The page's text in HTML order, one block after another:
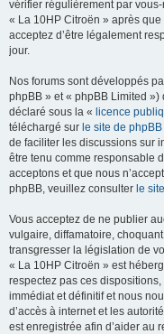
vérifier régulièrement par
« La 10HP Citroën » après
acceptez d’être légalement
jour.
Nos forums sont développés
phpBB » et « phpBB Limited
déclaré sous la « licence
téléchargé sur le site de phpBB
de faciliter les discussions sur
être tenu comme responsable
acceptons et que nous
phpBB, veuillez consulter le
Vous acceptez de ne publier
vulgaire, diffamatoire,
transgresser la législation de
« La 10HP Citroën » est
respectez pas ces
immédiat et définitif et nous
d’accès à internet et les
est enregistrée afin d’aider au